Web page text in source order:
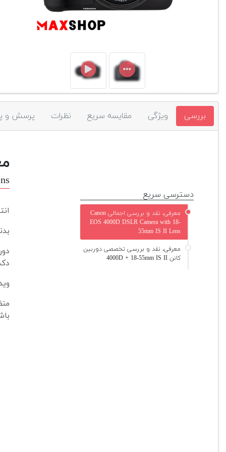
بررسی ویژگی مقایسه سریع نظرات پرسش و
دسترسی سریع
معرفی، نقد و بررسی اجمالی Canon
EOS 4000D DSLR Camera with 18-
55mm IS II Lens
معرفی، نقد و بررسی تخصصی دوربین
کانن 4000D + 18-55mm IS II